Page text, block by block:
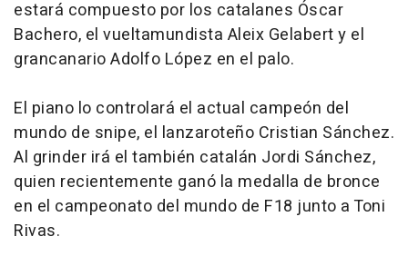
estará compuesto por los catalanes Óscar
Bachero, el vueltamundista Aleix Gelabert y el
grancanario Adolfo López en el palo.
El piano lo controlará el actual campeón del
mundo de snipe, el lanzaroteño Cristian Sánchez.
Al grinder irá el también catalán Jordi Sánchez,
quien recientemente ganó la medalla de bronce
en el campeonato del mundo de F18 junto a Toni
Rivas.